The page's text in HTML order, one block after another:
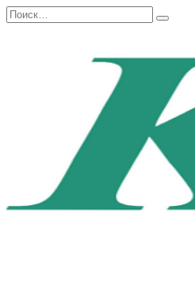
Перейти
к
Search
for: